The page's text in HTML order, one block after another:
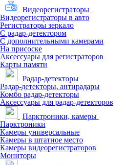
Видеорегистраторы
Видеорегистраторы в авто
Регистраторы зеркало
С радар-детектором
С дополнительными камерами
На присоске
Аксессуары для регистраторов
Карты памяти
Радар-детекторы
Радар-детекторы, антирадары
Комбо радар-детекторы
Аксессуары для радар-детекторов
Парктроники, камеры
Парктроники
Камеры универсальные
Камеры в штатное место
Камеры видеорегистраторов
Мониторы